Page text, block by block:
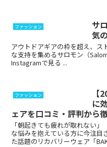
ファッション
サ
気
アウトドアギアの枠を超え、ス
な支持を集めるサロモン（Salomon）
Instagramで見る ...
ファッション
【
に
ェアを口コミ・評判から
「朝起きても疲れが取れない」「
な悩みを抱えている方に今注目
た話題のリカバリーウェア「BAKUNE」です。